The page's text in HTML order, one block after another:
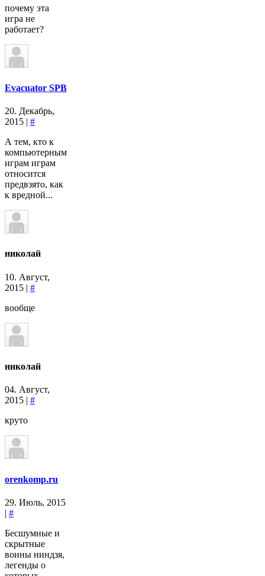
почему эта
игра не
работает?
Evacuator SPB
20. Декабрь,
2015 | #
А тем, кто к
компьютерным
играм играм
относится
предвзято, как
к вредной...
николай
10. Август,
2015 | #
вообще
николай
04. Август,
2015 | #
круто
orenkomp.ru
29. Июль, 2015
| #
Бесшумные и
скрытные
воины ниндзя,
легенды о